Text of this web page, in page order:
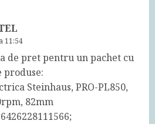
11:54
de pret pentru un pachet cu
Steinhaus, PRO-PL850,
82mm